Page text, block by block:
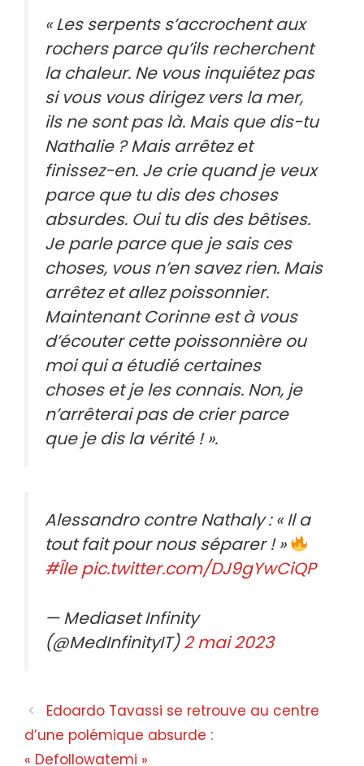
« Les serpents s’accrochent aux
rochers parce qu’ils recherchent
la chaleur. Ne vous inquiétez pas
si vous vous dirigez vers la mer,
ils ne sont pas là. Mais que dis-tu
Nathalie ? Mais arrêtez et
finissez-en. Je crie quand je veux
parce que tu dis des choses
absurdes. Oui tu dis des bêtises.
Je parle parce que je sais ces
choses, vous n’en savez rien. Mais
arrêtez et allez poissonnier.
Maintenant Corinne est à vous
d’écouter cette poissonnière ou
moi qui a étudié certaines
choses et je les connais. Non, je
n’arrêterai pas de crier parce
que je dis la vérité ! ».
Alessandro contre Nathaly : « Il a
tout fait pour nous séparer ! »
#Île pic.twitter.com/DJ9gYwCiQP
— Mediaset Infinity
(@MedInfinityIT)2 mai 2023
Navigation
des
articles
Edoardo Tavassi se retrouve au centre
d’une polémique absurde :
« Defollowatemi »